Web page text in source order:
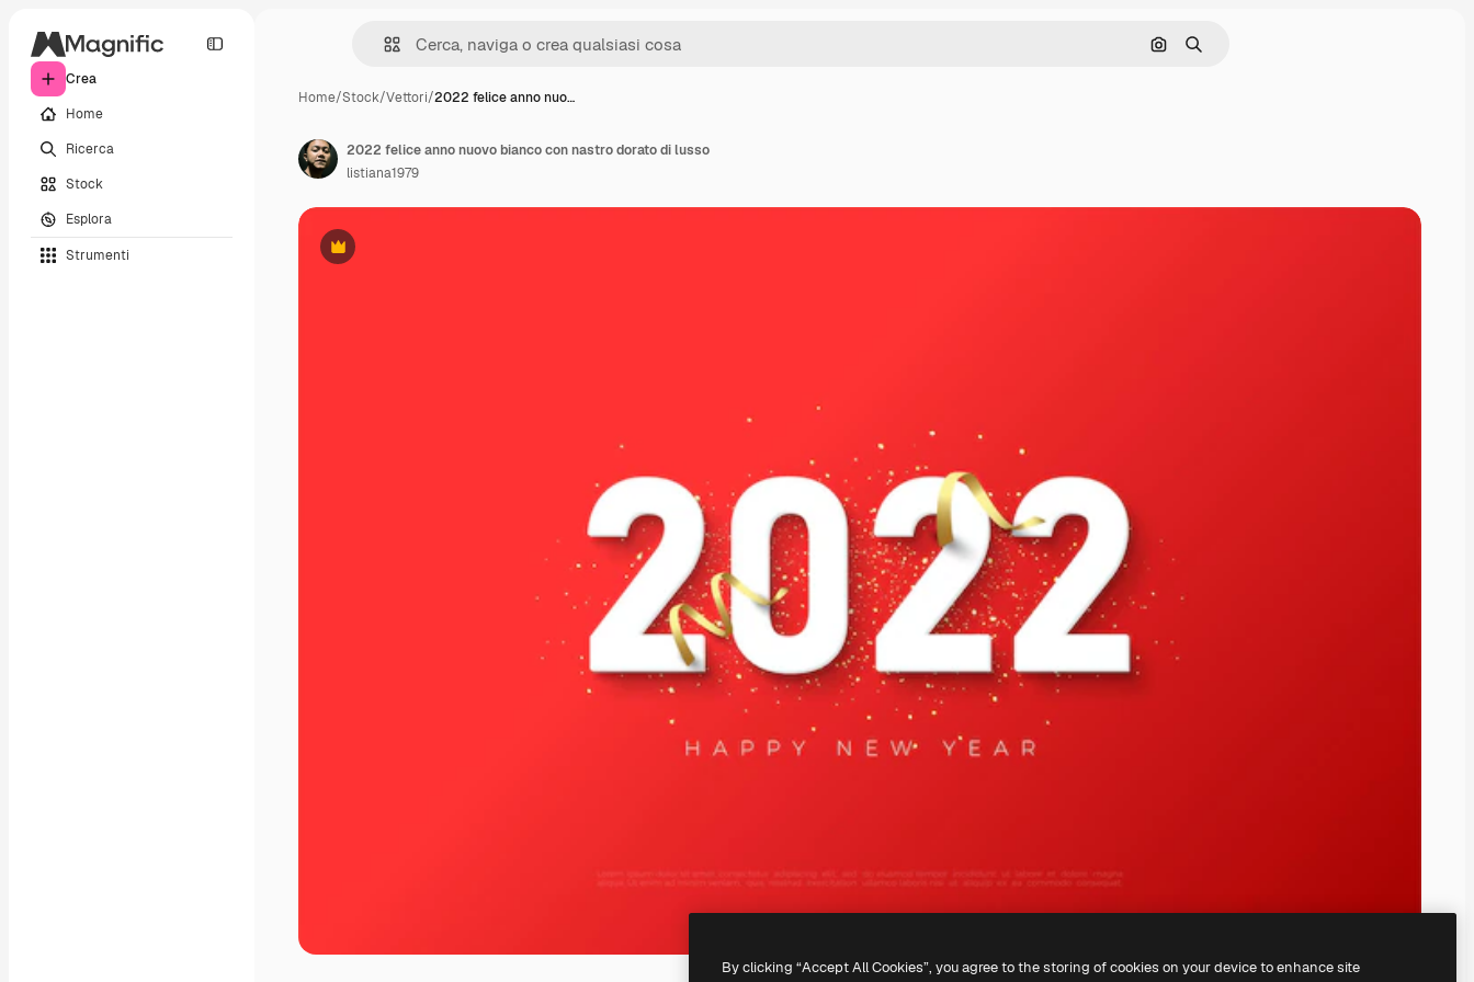
Crea
Home
Ricerca
Stock
Esplora
Strumenti
Cerca per immagine
Ricerca
Home/Stock/Vettori/2022 felice anno nuo…
Premium
2022 felice anno nuovo bianco con nastro dorato di lusso
listiana1979
By clicking “Accept All Cookies”, you agree to the storing of cookies on your device to enhance site